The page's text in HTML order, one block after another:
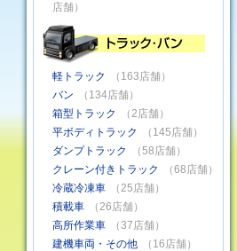
店舗）
軽トラック
（163店舗）
バン
（134店舗）
箱型トラック
（2店舗）
平ボディトラック
（145店舗）
ダンプトラック
（58店舗）
クレーン付きトラック
（68店舗）
冷蔵冷凍車
（25店舗）
積載車
（26店舗）
高所作業車
（37店舗）
建機車両・その他
（16店舗）